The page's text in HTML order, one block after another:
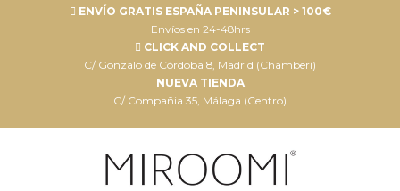
ENVÍO GRATIS ESPAÑA PENINSULAR > 100€
Envíos en 24-48hrs
CLICK AND COLLECT
C/ Gonzalo de Córdoba 8, Madrid (Chamberí)
NUEVA TIENDA
C/ Compañia 35, Málaga (Centro)